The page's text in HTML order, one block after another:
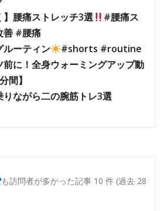
】腰痛ストレッチ3選
#腰痛ス
善 #腰痛
ルーティン
#shorts #routine
に！全身ウォーミングアップ動
間】
りながら二の腕筋トレ3選
も訪問者が多かった記事 10 件 (過去 28